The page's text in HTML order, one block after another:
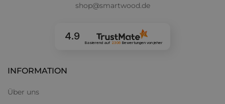
shop@smartwood.de
4.9
Basierend auf 2306Bewertungen von jeher
INFORMATION
Über uns